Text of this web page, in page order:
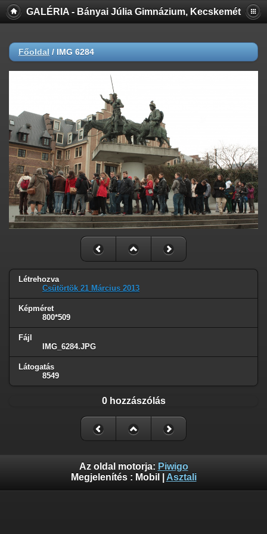
GALÉRIA - Bányai Júlia Gimnázium, Kecskemét
Főoldal / IMG 6284
Létrehozva
Csütörtök 21 Március 2013
Képméret
800*509
Fájl
IMG_6284.JPG
Látogatás
8549
0 hozzászólás
Az oldal motorja: Piwigo
Megjelenítés : Mobil Asztali